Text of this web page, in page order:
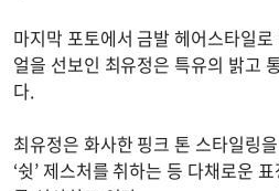
마지막 포토에서 금발 헤어스타일
얼을 선보인 최유정은 특유의 밝고
다.
최유정은 화사한 핑크 톤 스타일링
‘쉿’ 제스처를 취하는 등 다채로운